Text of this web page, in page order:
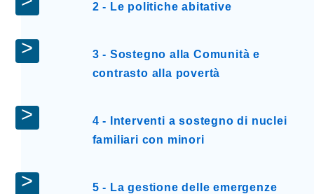
2 - Le politiche abitative
3 - Sostegno alla Comunità e
contrasto alla povertà
4 - Interventi a sostegno di nuclei
familiari con minori
5 - La gestione delle emergenze